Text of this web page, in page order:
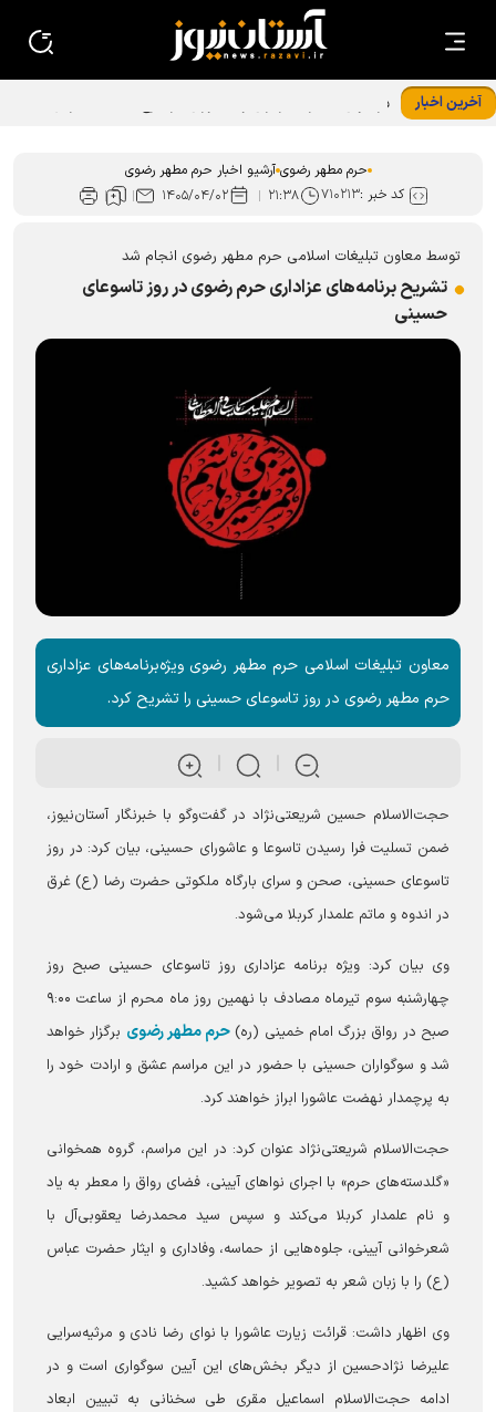
آخرین اخبار
فراخوان مشارکت زائران و مجاوران در طرح «خدمت در بهشت»
حرم مطهر رضوی آرشیو اخبار حرم مطهر رضوی
کد خبر :۷۱۰۲۱۳ ۲۱:۳۸ ۱۴۰۵/۰۴/۰۲
توسط معاون تبلیغات اسلامی حرم مطهر رضوی انجام شد
تشریح برنامه‌های عزاداری حرم رضوی در روز تاسوعای
حسینی
معاون تبلیغات اسلامی حرم مطهر رضوی ویژه‌برنامه‌های عزاداری
حرم مطهر رضوی در روز تاسوعای حسینی را تشریح کرد.
حجت‌الاسلام حسین شریعتی‌نژاد در گفت‌و‌گو با خبرنگار آستان‌نیوز،
ضمن تسلیت فرا رسیدن تاسوعا و عاشورای حسینی، بیان کرد: در روز
تاسوعای حسینی، صحن و سرای بارگاه ملکوتی حضرت رضا (ع) غرق
در اندوه و ماتم علمدار کربلا می‌شود.
وی بیان کرد: ویژه برنامه عزاداری روز تاسوعای حسینی صبح روز
چهارشنبه سوم تیرماه مصادف با نهمین روز ماه محرم از ساعت ۹:۰۰
صبح در رواق بزرگ امام خمینی (ره) حرم مطهر رضوی برگزار خواهد
شد و سوگواران حسینی با حضور در این مراسم عشق و ارادت خود را
به پرچمدار نهضت عاشورا ابراز خواهند کرد.
حجت‌الاسلام شریعتی‌نژاد عنوان کرد: در این مراسم، گروه همخوانی
«گلدسته‌های حرم» با اجرای نوا‌های آیینی، فضای رواق را معطر به یاد
و نام علمدار کربلا می‌کند و سپس سید محمدرضا یعقوبی‌آل با
شعرخوانی آیینی، جلوه‌هایی از حماسه، وفاداری و ایثار حضرت عباس
(ع) را با زبان شعر به تصویر خواهد کشید.
وی اظهار داشت: قرائت زیارت عاشورا با نوای رضا نادی و مرثیه‌سرایی
علیرضا نژادحسین از دیگر بخش‌های این آیین سوگواری است و در
ادامه حجت‌الاسلام اسماعیل مقری طی سخنانی به تبیین ابعاد